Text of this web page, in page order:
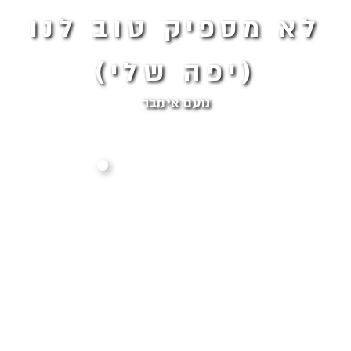
לא מספיק טוב לנו
(יפה שלי)
נועם אימבר